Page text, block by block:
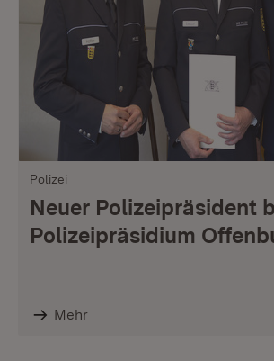
Polizei
Neuer Polizeipräsident
Polizeipräsidium
Mehr